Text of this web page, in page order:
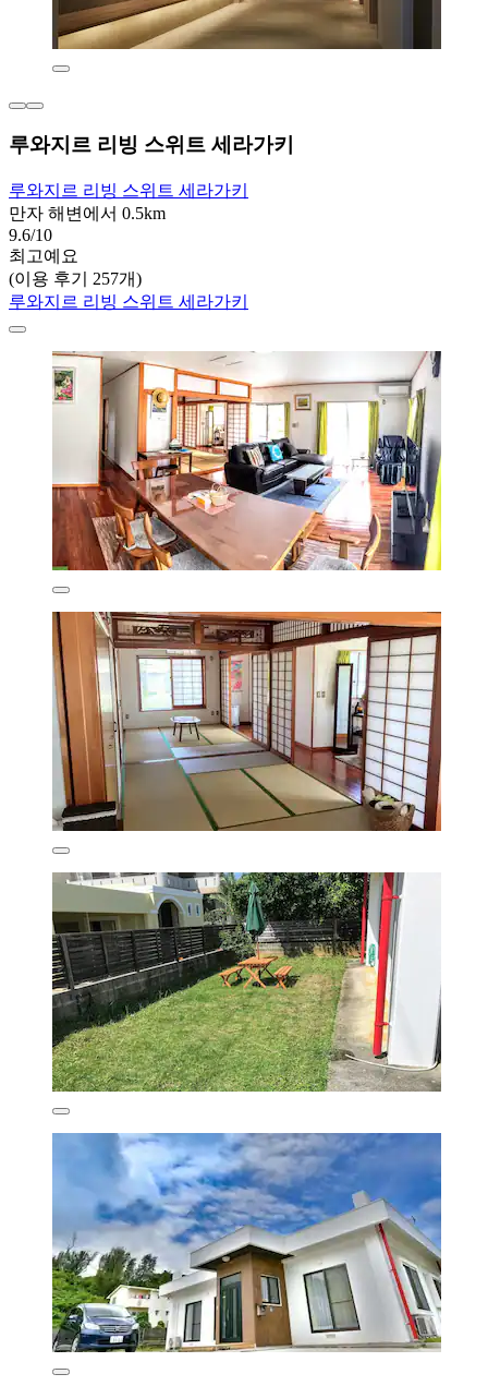
루와지르 리빙 스위트 세라가키
루와지르 리빙 스위트 세라가키
만자 해변에서 0.5km
9.6/10
최고예요
(이용 후기 257개)
루와지르 리빙 스위트 세라가키